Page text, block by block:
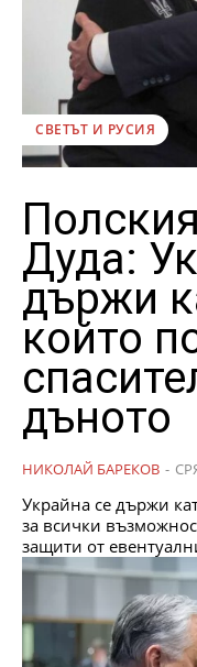
СВЕТЪТ И РУСИЯ
Дуда:
държи
който
дъното
НИКОЛАЙ БАРЕКОВ -
Украйна се държи
за всички
защити от